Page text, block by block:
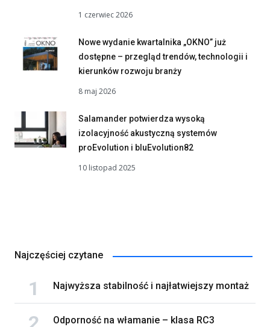
1 czerwiec 2026
Nowe wydanie kwartalnika „OKNO” już
dostępne – przegląd trendów, technologii i
kierunków rozwoju branży
8 maj 2026
Salamander potwierdza wysoką
izolacyjność akustyczną systemów
proEvolution i bluEvolution82
10 listopad 2025
Najczęściej czytane
Najwyższa stabilność i najłatwiejszy montaż
Odporność na włamanie – klasa RC3